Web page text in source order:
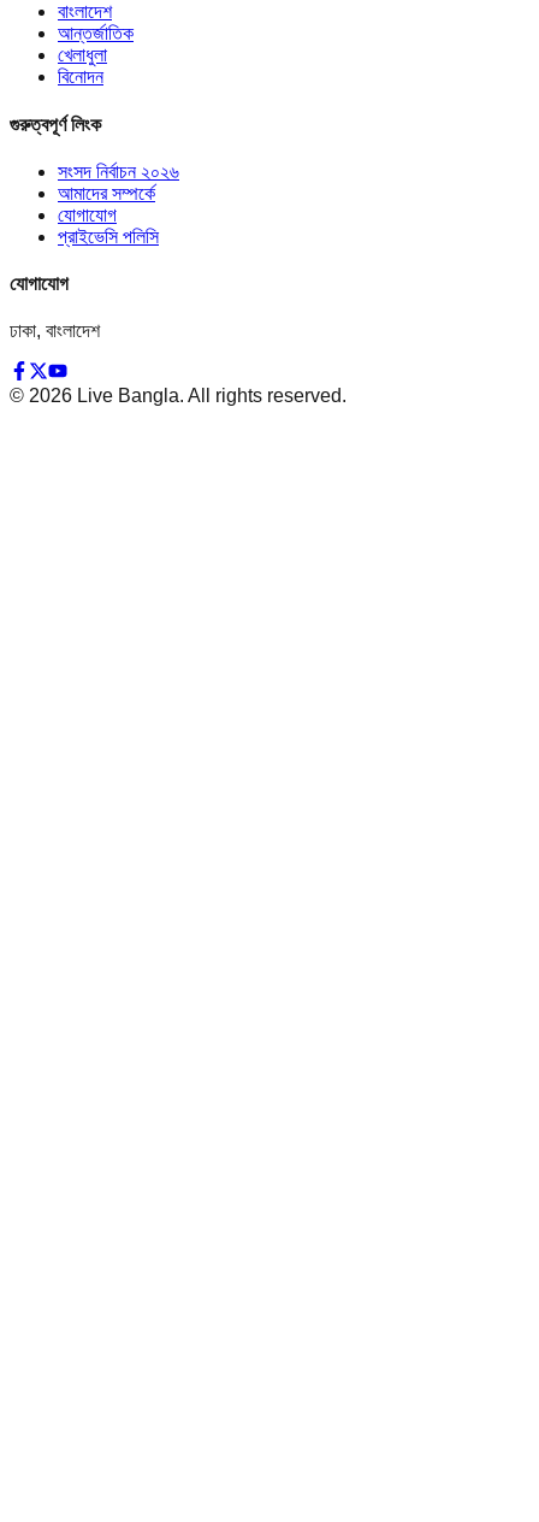
বাংলাদেশ
আন্তর্জাতিক
খেলাধুলা
বিনোদন
গুরুত্বপূর্ণ লিংক
সংসদ নির্বাচন ২০২৬
আমাদের সম্পর্কে
যোগাযোগ
প্রাইভেসি পলিসি
যোগাযোগ
ঢাকা, বাংলাদেশ
© 2026 Live Bangla. All rights reserved.